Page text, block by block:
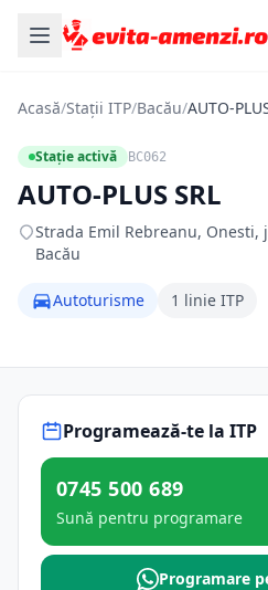
Acasă/Stații ITP/Bacău/AUTO-
Stație activă BC062
AUTO-PLUS SRL
Strada Emil Rebreanu, Onesti,
Bacău
Autoturisme 1 linie ITP
Programează-te la ITP
0745 500 689
Sună pentru programare
Programare